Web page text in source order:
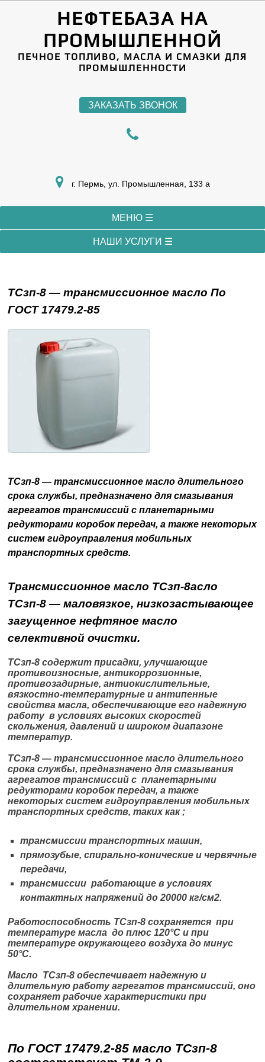
НЕФТЕБАЗА НА
ПРОМЫШЛЕННОЙ
ПЕЧНОЕ ТОПЛИВО, МАСЛА И СМАЗКИ ДЛЯ
ПРОМЫШЛЕННОСТИ
ЗАКАЗАТЬ ЗВОНОК
г. Пермь, ул. Промышленная, 133 а
ТСзп-8 — трансмиссионное масло По
ГОСТ 17479.2-85
ТСзп-8 — трансмиссионное масло длительного
срока службы, предназначено для смазывания
агрегатов трансмиссий с планетарными
редукторами коробок передач, а также некоторых
систем гидроуправления мобильных
транспортных средств.
Трансмиссионное масло ТСзп-8асло
ТСзп-8 — маловязкое, низкозастывающее
загущенное нефтяное масло
селективной очистки.
ТСзп-8 содержит присадки, улучшающие
противоизносные, антикоррозионные,
противозадирные, антиокислительные,
вязкостно-температурные и антипенные
свойства масла, обеспечивающие его надежную
работу в условиях высоких скоростей
скольжения, давлений и широком диапазоне
температур.
ТСзп-8 — трансмиссионное масло длительного
срока службы, предназначено для смазывания
агрегатов трансмиссий с планетарными
редукторами коробок передач, а также
некоторых систем гидроуправления мобильных
транспортных средств, таких как ;
трансмиссии транспортных машин,
прямозубые, спирально-конические и червячные
передачи,
трансмиссии работающие в условиях
контактных напряжений до 20000 кг/см2.
Работоспособность ТСзп-8 сохраняется при
температуре масла до плюс 120°С и при
температуре окружающего воздуха до минус
50°С.
Масло ТСзп-8 обеспечивает надежную и
длительную работу агрегатов трансмиссий, оно
сохраняет рабочие характеристики при
длительном хранении.
По ГОСТ 17479.2-85 масло ТСзп-8